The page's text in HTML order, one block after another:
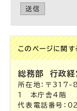
送信
このページに関す
総務部 行政経
所在地：〒317-
1 本庁舎4階
代表電話番号：